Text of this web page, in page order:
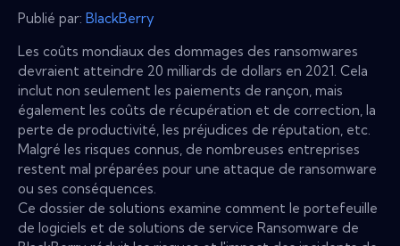
Publié par: BlackBerry
Les coûts mondiaux des dommages des ransomwares
devraient atteindre 20 milliards de dollars en 2021. Cela
inclut non seulement les paiements de rançon, mais
également les coûts de récupération et de correction, la
perte de productivité, les préjudices de réputation, etc.
Malgré les risques connus, de nombreuses entreprises
restent mal préparées pour une attaque de ransomware
ou ses conséquences.
Ce dossier de solutions examine comment le portefeuille
de logiciels et de solutions de service Ransomware de